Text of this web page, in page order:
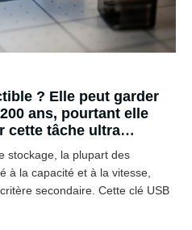
? Elle peut garder
ans, pourtant elle
cette tâche ultra
stockage, la plupart des
à la capacité et à la vitesse,
secondaire. Cette clé USB